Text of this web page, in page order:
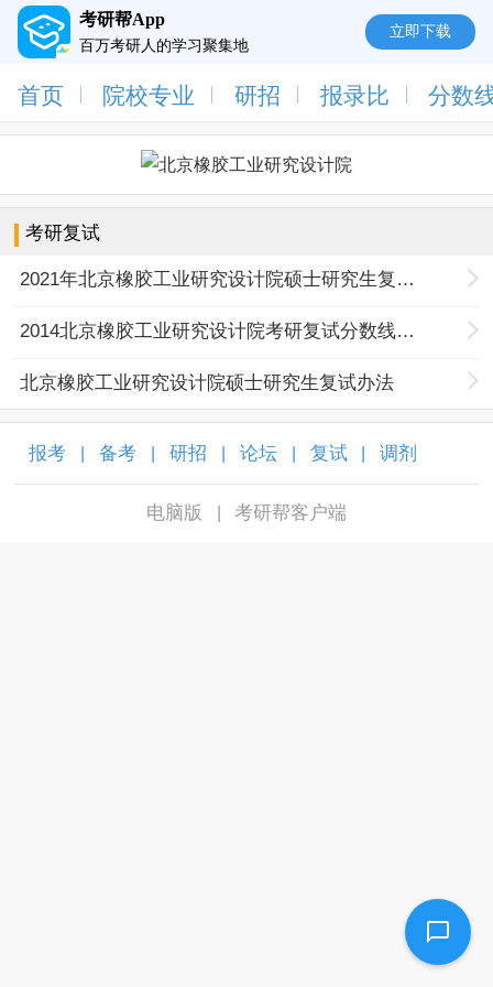
考研帮App
百万考研人的学习聚集地
立即下载
首页 院校专业 研招 报录比 分数
考研复试
2021年北京橡胶工业研究设计院硕士研究生复试调剂办法
2014北京橡胶工业研究设计院考研复试分数线公布通知
北京橡胶工业研究设计院硕士研究生复试办法
报考 备考 研招 论坛 复试 调剂
电脑版 考研帮客户端